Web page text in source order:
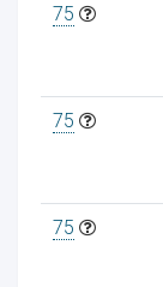
75
75
75